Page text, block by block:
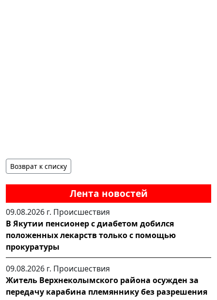
Лента новостей
09.08.2026 г. Происшествия
В Якутии пенсионер с диабетом добился
положенных лекарств только с помощью
прокуратуры
09.08.2026 г. Происшествия
Житель Верхнеколымского района осужден за
передачу карабина племяннику без разрешения
Возврат к списку